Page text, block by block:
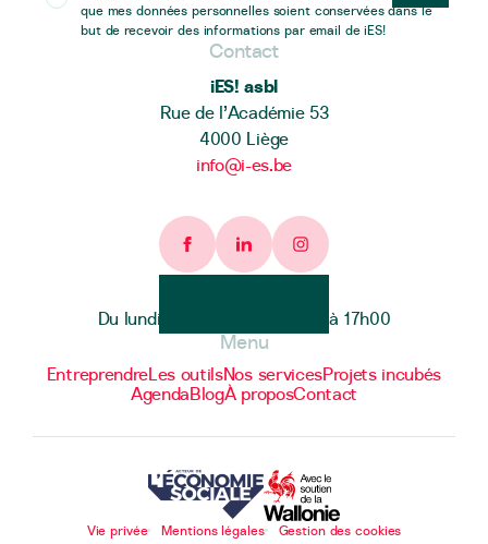
que mes données personnelles soient conservées dans le
but de recevoir des informations par email de iES!
Contact
iES! asbl
Rue de l’Académie 53
4000 Liège
info@i-es.be
Facebook page
Linkedin pageInstagram page
Heures d'ouverture
Du lundi au vendredi de 9h00 à 17h00
Menu
EntreprendreLes outilsNos servicesProjets incubés
AgendaBlogÀ proposContact
Vie privée Mentions légales
Gestion des cookies